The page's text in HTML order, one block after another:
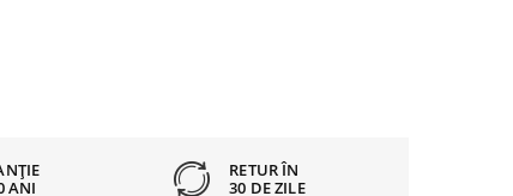
ANI
RETUR ÎN
30 DE ZILE